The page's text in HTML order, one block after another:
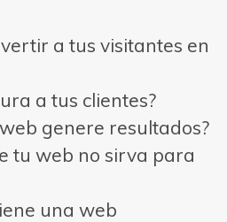
a tus visitantes en
a tus clientes?
genere resultados?
tu web no sirva para
una web